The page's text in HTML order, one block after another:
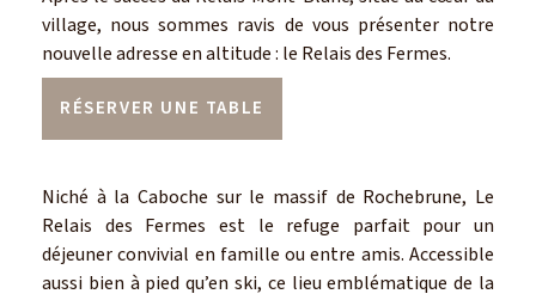
village, nous sommes ravis de vous présenter notre
nouvelle adresse en altitude : le Relais des Fermes.
RÉSERVER UNE TABLE
Niché à la Caboche sur le massif de Rochebrune, Le
Relais des Fermes est le refuge parfait pour un
déjeuner convivial en famille ou entre amis. Accessible
aussi bien à pied qu’en ski, ce lieu emblématique de la